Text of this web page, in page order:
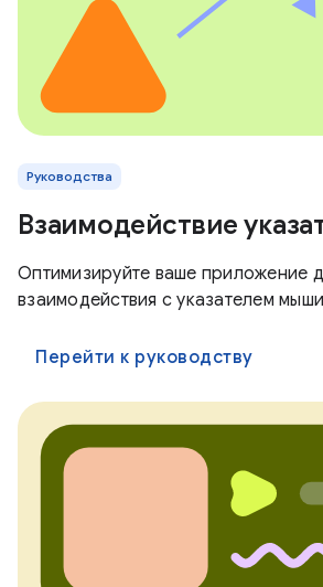
Руководства
Взаимодействие
Оптимизируйте ваше приложение
взаимодействия с указателем
Перейти к руководству